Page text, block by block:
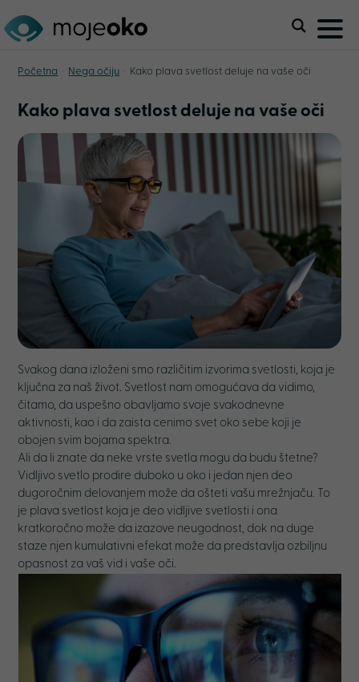
Početna Nega očiju Kako plava svetlost deluje na vaše oči
Kako plava svetlost deluje na vaše oči
Svakog dana izloženi smo različitim izvorima svetlosti, koja je
ključna za naš život. Svetlost nam omogućava da vidimo,
čitamo, da uspešno obavljamo svoje svakodnevne
aktivnosti, kao i da zaista cenimo svet oko sebe koji je
obojen svim bojama spektra.
Ali da li znate da neke vrste svetla mogu da budu štetne?
Vidljivo svetlo prodire duboko u oko i jedan njen deo
dugoročnim delovanjem može da ošteti vašu mrežnjaču. To
je plava svetlost koja je deo vidljive svetlosti i ona
kratkoročno može da izazove neugodnost, dok na duge
staze njen kumulativni efekat može da predstavlja ozbiljnu
opasnost za vaš vid i vaše oči.